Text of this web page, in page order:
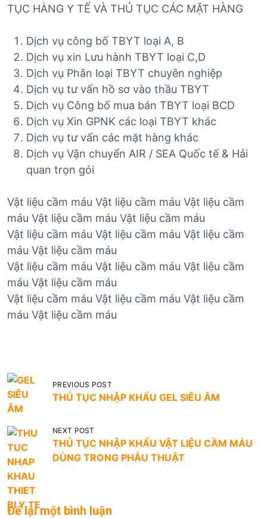
TỤC HÀNG Y TẾ VÀ THỦ TỤC CÁC MẶT HÀNG
Dịch vụ công bố TBYT loại A, B
Dịch vụ xin Lưu hành TBYT loại C,D
Dịch vụ Phân loại TBYT chuyên nghiệp
Dịch vụ tư vấn hồ sơ vào thầu TBYT
Dịch vụ Công bố mua bán TBYT loại BCD
Dịch vụ Xin GPNK các loại TBYT khác
Dịch vụ tư vấn các mặt hàng khác
Dịch vụ Vận chuyển AIR / SEA Quốc tế & Hải
quan trọn gói
Vật liệu cầm máu Vật liệu cầm máu Vật liệu cầm
máu Vật liệu cầm máu Vật liệu cầm máu
Vật liệu cầm máu Vật liệu cầm máu Vật liệu cầm
máu Vật liệu cầm máu
Vật liệu cầm máu Vật liệu cầm máu Vật liệu cầm
máu Vật liệu cầm máu
Vật liệu cầm máu Vật liệu cầm máu Vật liệu cầm
máu Vật liệu cầm máu
Đ
i
ề
u
h
ư
ớ
n
PREVIOUS POST
THỦ TỤC NHẬP KHẨU GEL SIÊU ÂM
NEXT POST
THỦ TỤC NHẬP KHẨU VẬT LIỆU CẦM MÁU
DÙNG TRONG PHẪU THUẬT
Để lại một bình luận